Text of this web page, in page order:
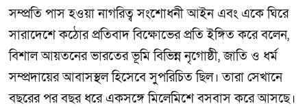
সম্প্রতি পাস হওয়া নাগরিত্ব সংশোধনী আইন এবং একে ঘিরে
সারাদেশে কঠোর প্রতিবাদ বিক্ষোভের প্রতি ইঙ্গিত করে বলেন,
বিশাল আয়তনের ভারতের ভূমি বিভিন্ন নৃগোষ্ঠী, জাতি ও ধর্ম
সম্প্রদায়ের আবাসস্থল হিসেবে সুপরিচিত ছিল। তারা সেখানে
বছরের পর বছর ধরে একসঙ্গে মিলেমিশে বসবাস করে আসছে।